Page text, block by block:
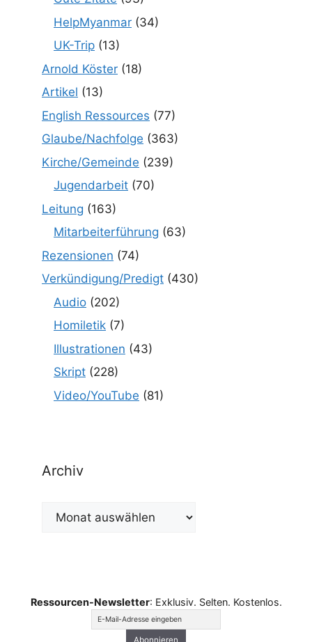
HelpMyanmar (34)
UK-Trip (13)
Arnold Köster (18)
Artikel (13)
English Ressources (77)
Glaube/Nachfolge (363)
Kirche/Gemeinde (239)
Jugendarbeit (70)
Leitung (163)
Mitarbeiterführung (63)
Rezensionen (74)
Verkündigung/Predigt (430)
Audio (202)
Homiletik (7)
Illustrationen (43)
Skript (228)
Video/YouTube (81)
Archiv
Archiv
Ressourcen-Newsletter: Exklusiv. Selten. Kostenlos.